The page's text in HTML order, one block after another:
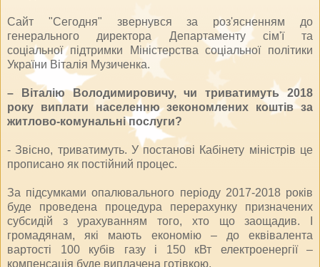
Сайт "Сегодня" звернувся за роз'ясненням до
генерального директора Департаменту сім'ї та
соціальної підтримки Міністерства соціальної політики
України Віталія Музиченка.
– Віталію Володимировичу, чи триватимуть 2018
року виплати населенню зекономлених коштів за
житлово-комунальні послуги?
- Звісно, триватимуть. У постанові Кабінету міністрів це
прописано як постійний процес.
За підсумками опалювального періоду 2017-2018 років
буде проведена процедура перерахунку призначених
субсидій з урахуванням того, хто що заощадив. І
громадянам, які мають економію – до еквівалента
вартості 100 кубів газу і 150 кВт електроенергії –
компенсація буде виплачена готівкою.